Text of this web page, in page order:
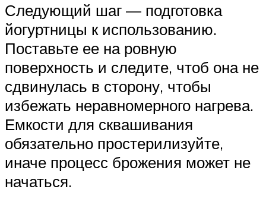
Следующий шаг — подготовка
йогуртницы к использованию.
Поставьте ее на ровную
поверхность и следите, чтоб она не
сдвинулась в сторону, чтобы
избежать неравномерного нагрева.
Емкости для сквашивания
обязательно простерилизуйте,
иначе процесс брожения может не
начаться.